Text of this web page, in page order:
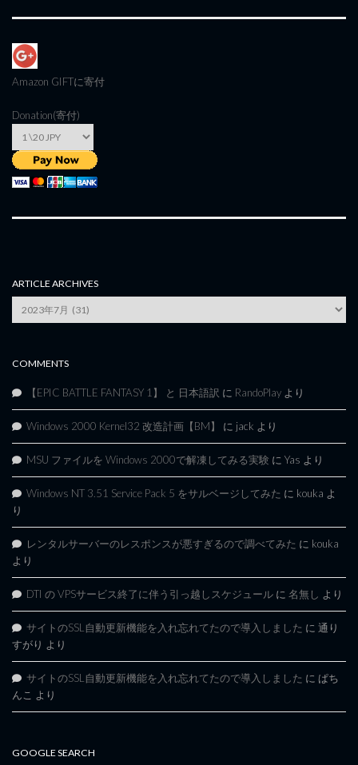
Amazon GIFTに寄付
Donation(寄付)
ARTICLE ARCHIVES
Archives
COMMENTS
【EPIC BATTLE FANTASY 1】 と 日本語訳 に RandoPlay より
Windows 2000 Kernel32 改造計画【BM】 に jack より
MSU ファイルを Windows 2000で解凍してみる実験 に Yas より
Windows NT 3.51 Service Pack 5 をサルベージしてみた に kouka よ
り
レンタルサーバーのレスポンスが悪すぎるので調べてみた に kouka
より
DTI の VPSサービス終了に伴う引っ越しスケジュール に 名無し より
サイトのSSL自動更新機能を入れ忘れてたので導入しました に 通り
すがり より
サイトのSSL自動更新機能を入れ忘れてたので導入しました に ぱち
んこ より
GOOGLE SEARCH